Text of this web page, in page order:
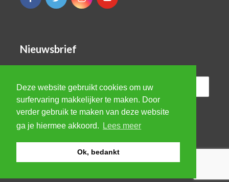
Deze website gebruikt cookies om uw
surfervaring makkelijker te maken. Door
verder gebruik te maken van deze website
ga je hiermee akkoord.
Lees meer
Ok, bedankt
Nieuwsbrief
© VBRO Evergreen 2026